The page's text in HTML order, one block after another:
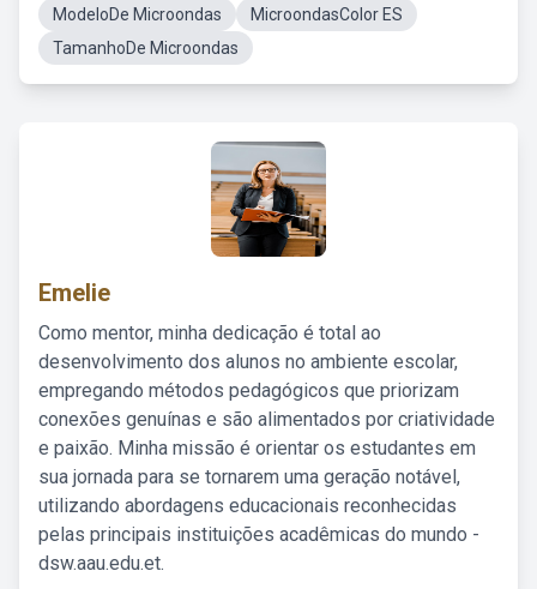
ModeloDe Microondas
MicroondasColor ES
TamanhoDe Microondas
Emelie
Como mentor, minha dedicação é total ao
desenvolvimento dos alunos no ambiente escolar,
empregando métodos pedagógicos que priorizam
conexões genuínas e são alimentados por criatividade
e paixão. Minha missão é orientar os estudantes em
sua jornada para se tornarem uma geração notável,
utilizando abordagens educacionais reconhecidas
pelas principais instituições acadêmicas do mundo -
dsw.aau.edu.et.